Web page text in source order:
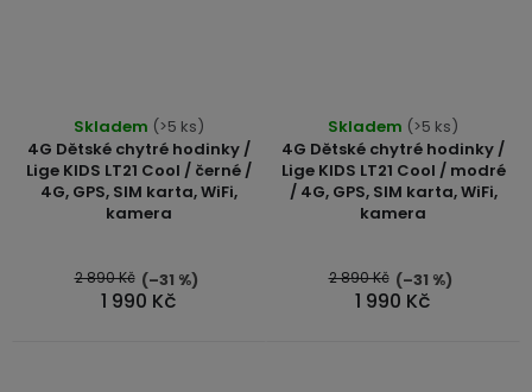
4G Dětské chytré hodinky /
Lige KIDS LT21 Cool / černé /
4G, GPS, SIM karta, WiFi,
kamera
Skladem (>5 ks)
1 990 Kč
2 890 Kč (–31 %)
4G Dětské chytré hodinky /
Lige KIDS LT21 Cool / modré
/ 4G, GPS, SIM karta, WiFi,
kamera
hodnocení
produktu
je
4,7
5
hvězdiček.
Skladem (>5 ks)
1 990 Kč
2 890 Kč (–31 %)